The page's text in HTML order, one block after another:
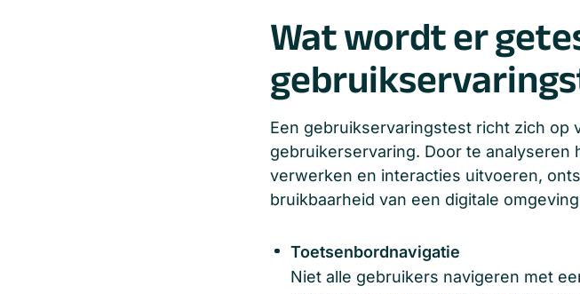
Wat wordt er
Een gebruikservaringstest richt zich op
gebruikerservaring. Door te
verwerken en interacties uitvoeren,
bruikbaarheid van een digitale
Toetsenbordnavigatie
Niet alle gebruikers navigeren met